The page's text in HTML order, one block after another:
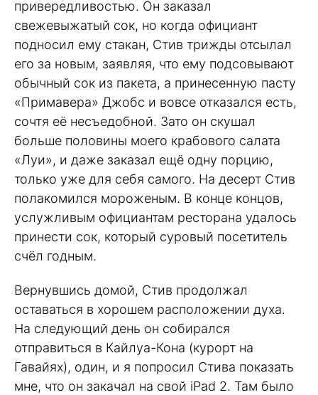
привередливостью. Он заказал
свежевыжатый сок, но когда официант
подносил ему стакан, Стив трижды отсылал
его за новым, заявляя, что ему подсовывают
обычный сок из пакета, а принесенную пасту
«Примавера» Джобс и вовсе отказался есть,
сочтя её несъедобной. Зато он скушал
больше половины моего крабового салата
«Луи», и даже заказал ещё одну порцию,
только уже для себя самого. На десерт Стив
полакомился мороженым. В конце концов,
услужливым официантам ресторана удалось
принести сок, который суровый посетитель
счёл годным.
Вернувшись домой, Стив продолжал
оставаться в хорошем расположении духа.
На следующий день он собирался
отправиться в Кайлуа-Кона (курорт на
Гавайях), один, и я попросил Стива показать
мне, что он закачал на свой iPad 2. Там было